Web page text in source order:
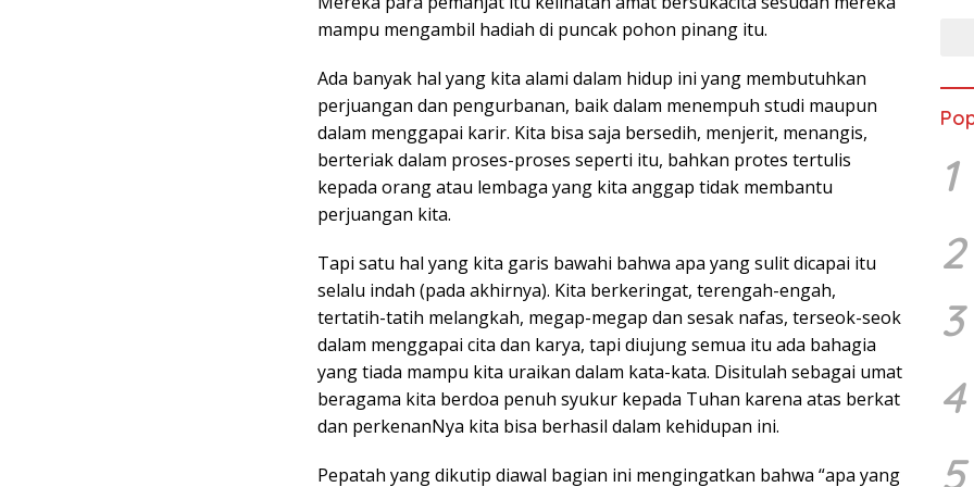
mampu mengambil hadiah di puncak pohon pinang itu.
Ada banyak hal yang kita alami dalam hidup ini yang membutuhkan
perjuangan dan pengurbanan, baik dalam menempuh studi maupun
dalam menggapai karir. Kita bisa saja bersedih, menjerit, menangis,
berteriak dalam proses-proses seperti itu, bahkan protes tertulis
kepada orang atau lembaga yang kita anggap tidak membantu
perjuangan kita.
Tapi satu hal yang kita garis bawahi bahwa apa yang sulit dicapai itu
selalu indah (pada akhirnya). Kita berkeringat, terengah-engah,
tertatih-tatih melangkah, megap-megap dan sesak nafas, terseok-seok
dalam menggapai cita dan karya, tapi diujung semua itu ada bahagia
yang tiada mampu kita uraikan dalam kata-kata. Disitulah sebagai umat
beragama kita berdoa penuh syukur kepada Tuhan karena atas berkat
dan perkenanNya kita bisa berhasil dalam kehidupan ini.
Pepatah yang dikutip diawal bagian ini mengingatkan bahwa “apa yang
1
2
3
4
5